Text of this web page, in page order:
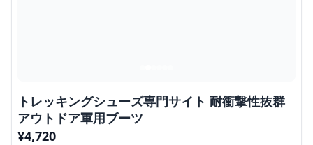
トレッキングシューズ専門サイト 耐衝撃性抜群
アウトドア軍用ブーツ
¥4,720